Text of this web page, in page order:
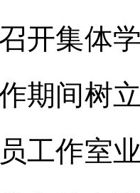
开集体
期间树
工作室